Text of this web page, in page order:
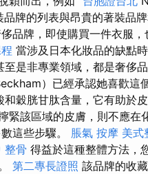
牌的列表與昂貴的著裝品
品牌，即使購買一件衣服
當涉及日本化妝品的缺點
是非專業領域，都是奢侈
）已經承認她喜歡這
和穀胱甘肽含量，它有助於
緊該區域的皮膚，則不應在
這些步驟。 脹氣 按摩 美式
整骨 得益於這種整體方法，
第二專長證照 該品牌的收